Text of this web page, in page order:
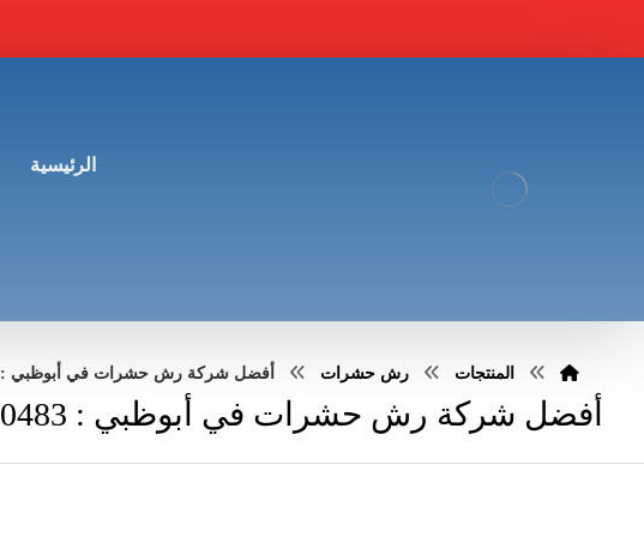
الرئيسية
المنتجات رش حشرات أفضل شركة رش حشرات في أبوظبي : 0551030483
أفضل شركة رش حشرات في أبوظبي : 0551030483